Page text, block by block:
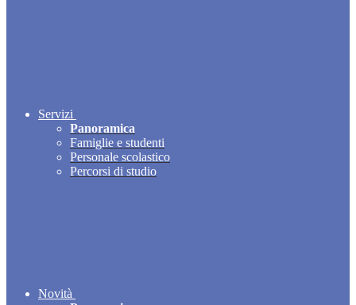
Servizi
Panoramica
Famiglie e studenti
Personale scolastico
Percorsi di studio
Novità